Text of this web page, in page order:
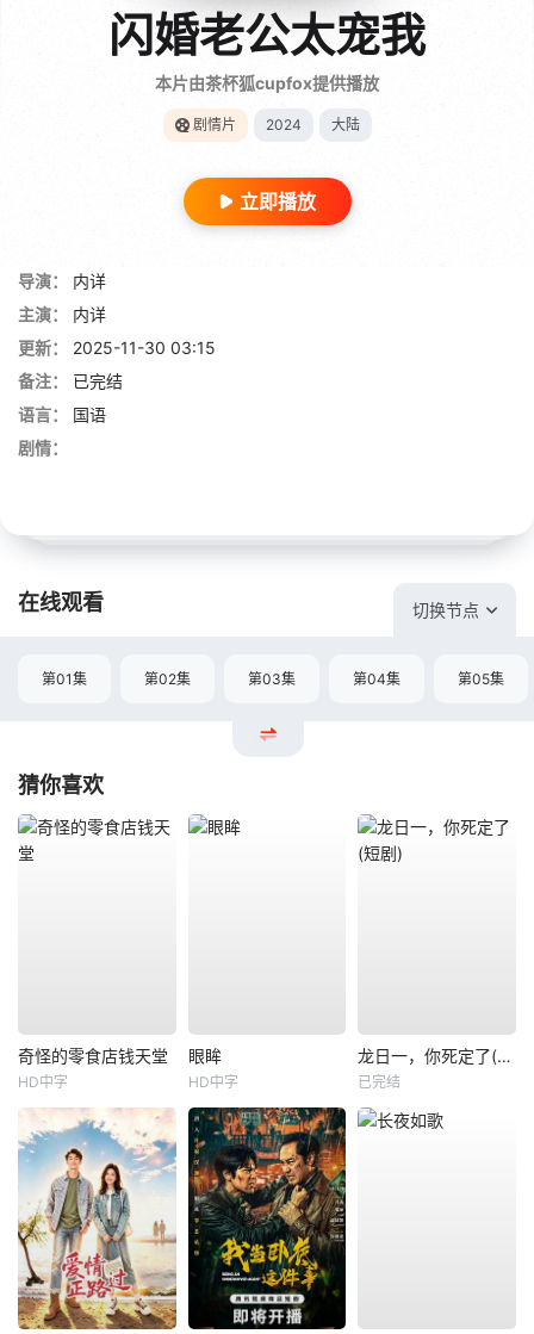
闪婚老公太宠我
本片由茶杯狐cupfox提供播放
剧情片 2024 大陆
立即播放
导演：
内详
主演：
内详
更新：
2025-11-30 03:15
备注：
已完结
语言：
国语
剧情：
在线观看 切换节点
第01集 第02集 第03集 第04集 第05集
猜你喜欢
奇怪的零食店钱天堂
HD中字
眼眸
HD中字
龙日一，你死定了(短剧)
已完结